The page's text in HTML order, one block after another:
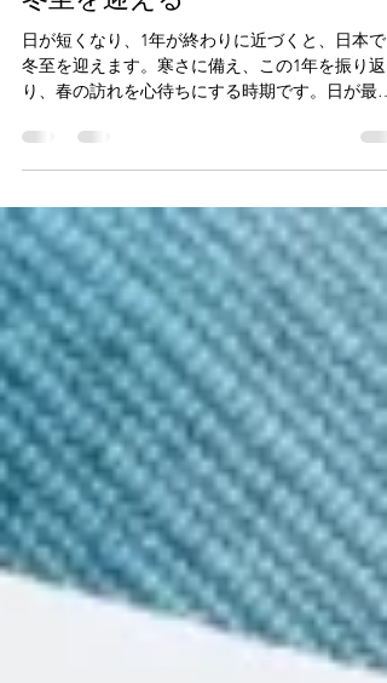
日本語全て
冬至を迎える
日が短くなり、1年が終わりに近づくと、日本で
り、春の訪れを心待ちにする時期です。日が最も
短いと、暗闇に包まれているように感じるかもし
再び訪れるという希望を祝う日です。香り高い柚
子風呂に浸かったり、初日の出を見たりと、冬至
では、日本文化と自然、健康、そして幸運との深
いつながりを垣間見ることができます。